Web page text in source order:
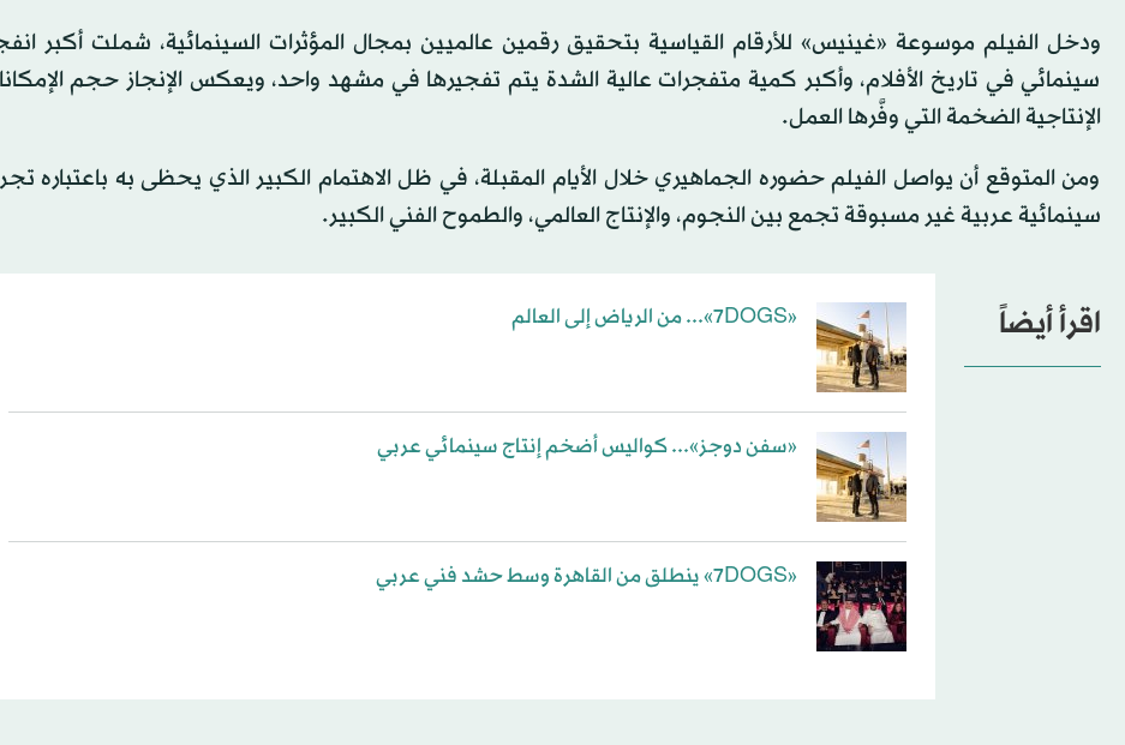
ودخل الفيلم موسوعة «غينيس» للأرقام القياسية بتحقيق رقمين عالميين بمجال المؤثرات السينمائية، شملت أكبر
سينمائي في تاريخ الأفلام، وأكبر كمية متفجرات عالية الشدة يتم تفجيرها في مشهد واحد، ويعكس الإنجاز حجم
الإنتاجية الضخمة التي وفَّرها العمل.
ومن المتوقع أن يواصل الفيلم حضوره الجماهيري خلال الأيام المقبلة، في ظل الاهتمام الكبير الذي يحظى به باعتباره
سينمائية عربية غير مسبوقة تجمع بين النجوم، والإنتاج العالمي، والطموح الفني الكبير.
اقرأ أيضاً «7DOGS»... من الرياض إلى العالم
«سفن دوجز»... كواليس أضخم إنتاج سينمائي عربي
«7DOGS» ينطلق من القاهرة وسط حشد فني عربي